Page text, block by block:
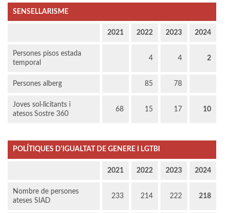
SENSELLARISME
2021 2022 2023 2024
Persones pisos estada
temporal
4 4 2
Persones alberg 85 78
Joves sol·licitants i
atesos Sostre 360
68 15 17 10
POLÍTIQUES D'IGUALTAT DE GENERE I LGTBI
2021 2022 2023 2024
Nombre de persones
ateses SIAD
233 214 222 218